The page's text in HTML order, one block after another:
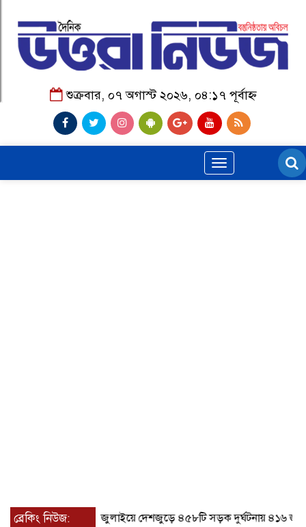
শুক্রবার, ০৭ অগাস্ট ২০২৬, ০৪:১৭ পূর্বাহ্ন
Toggle
navigation
ব্রেকিং নিউজ: জুলাইয়ে দেশজুড়ে ৪৫৮টি সড়ক দুর্ঘটনায় ৪১৬ জন নিহত